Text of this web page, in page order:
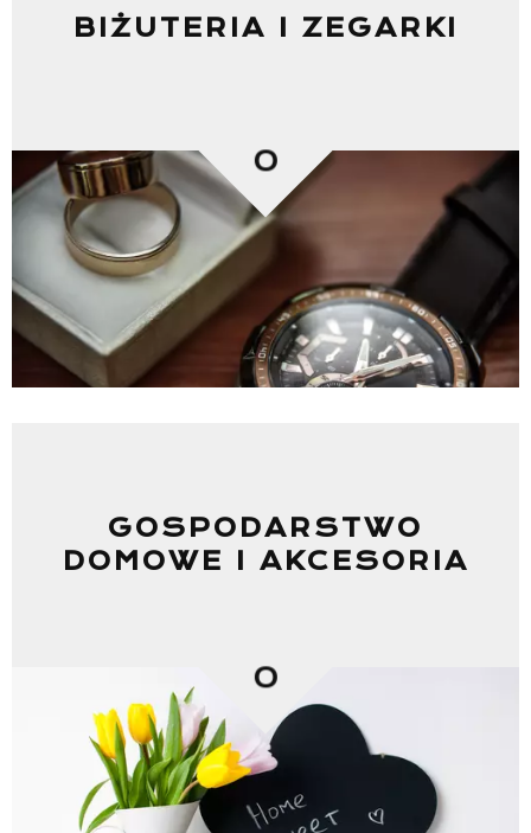
BIŻUTERIA I ZEGARKI
0
GOSPODARSTWO
DOMOWE I AKCESORIA
0